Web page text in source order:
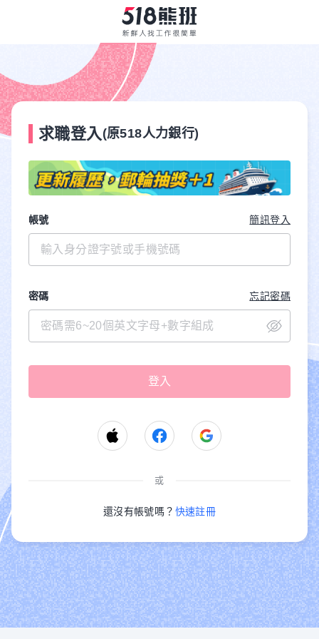
求職登入 (原518人力銀行)
帳號 簡訊登入
密碼 忘記密碼
或
還沒有帳號嗎？ 快速註冊